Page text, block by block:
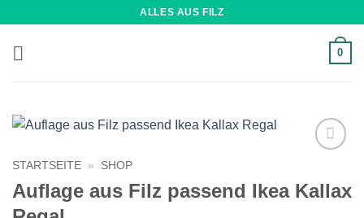
springen
ALLES AUS FILZ
0
STARTSEITE » SHOP
Auflage aus Filz passend Ikea Kallax